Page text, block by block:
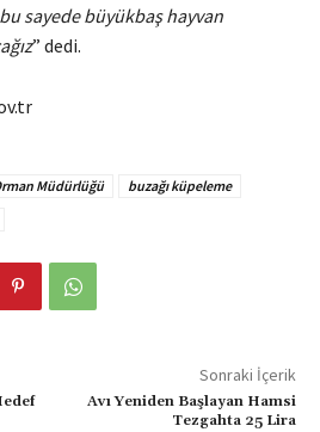
sayede büyükbaş hayvan
” dedi.
Müdürlüğü
buzağı küpeleme
Sonraki İçerik
Avı Yeniden Başlayan Hamsi
Tezgahta 25 Lira